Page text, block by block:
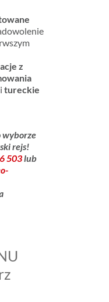
z
tureckie
wyborze
rejs!
503lub